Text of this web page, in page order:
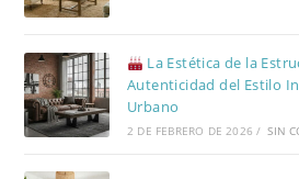
La Estética de la
Autenticidad del Estilo
Urbano
2 DE FEBRERO DE 2026 / SIN